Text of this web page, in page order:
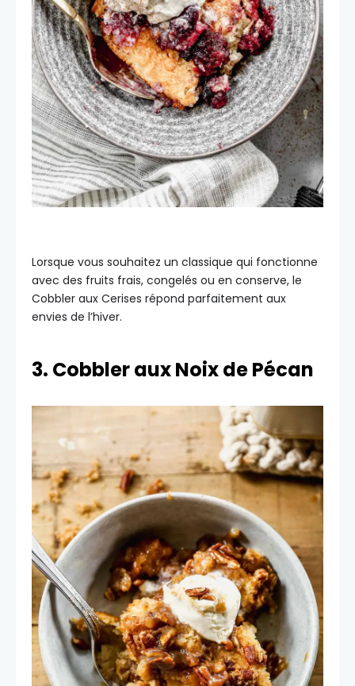
Lorsque vous souhaitez un classique qui fonctionne
avec des fruits frais, congelés ou en conserve, le
Cobbler aux Cerises répond parfaitement aux
envies de l’hiver.
3. Cobbler aux Noix de Pécan